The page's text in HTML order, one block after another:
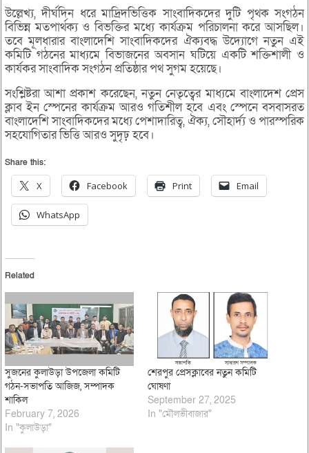
উল্লেখ্য, দীর্ঘদিন ধরে মাদ্রিদভিত্তিক সাংবাদিকদের দুটি পৃথক সংগঠন
বিভিন্ন মতপার্থক্য ও বিভক্তির মধ্যে কার্যক্রম পরিচালনা করে আসছিল।
তবে মূলধারার বাংলাদেশি সাংবাদিকদের ঐক্যবদ্ধ উদ্যোগে নতুন এই
কমিটি গঠনের মাধ্যমে বিভাজনের অবসান ঘটিয়ে একটি শক্তিশালী ও
কার্যকর সাংবাদিক সংগঠন প্রতিষ্ঠার পথ সুগম হয়েছে।
সংশ্লিষ্টরা আশা প্রকাশ করেছেন, নতুন নেতৃত্বের মাধ্যমে বাংলাদেশ প্রেস
ক্লাব ইন স্পেনের কার্যক্রম আরও গতিশীল হবে এবং স্পেনে বসবাসরত
বাংলাদেশি সাংবাদিকদের মধ্যে পেশাদারিত্ব, ঐক্য, সৌহার্দ্য ও পারস্পরিক
সহযোগিতার ভিত্তি আরও সুদৃঢ় হবে।
Share this:
X Facebook Print Email
WhatsApp
Related
সুজনের কুলাউড়া উপজেলা কমিটি
গঠন-সভাপতি আজিজ, সম্পাদক
শাকিল
February 7, 2026
In "কুলাউড়া"
শেরপুর প্রেসক্লাবের নতুন কমিটি
ঘোষণা
September 27, 2025
In "মৌলভীবাজার"